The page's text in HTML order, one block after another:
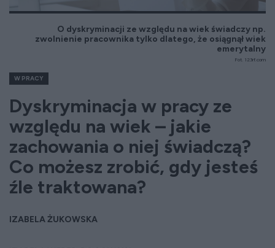
O dyskryminacji ze względu na wiek świadczy np.
zwolnienie pracownika tylko dlatego, że osiągnął wiek
emerytalny
Fot. 123rf.com
W PRACY
Dyskryminacja w pracy ze
względu na wiek – jakie
zachowania o niej świadczą?
Co możesz zrobić, gdy jesteś
źle traktowana?
IZABELA ŻUKOWSKA